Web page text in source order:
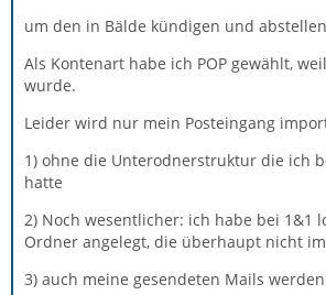
um den in Bälde kündigen und
Als Kontenart habe ich POP gewählt,
wurde.
Leider wird nur mein Posteingang
1) ohne die Unterodnerstruktur die ich
hatte
2) Noch wesentlicher: ich habe bei 1&1
Ordner angelegt, die überhaupt nicht
3) auch meine gesendeten Mails